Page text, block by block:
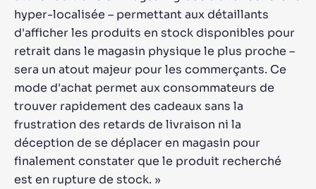
hyper-localisée – permettant aux détaillants
d'afficher les produits en stock disponibles pour
retrait dans le magasin physique le plus proche –
sera un atout majeur pour les commerçants. Ce
mode d'achat permet aux consommateurs de
trouver rapidement des cadeaux sans la
frustration des retards de livraison ni la
déception de se déplacer en magasin pour
finalement constater que le produit recherché
est en rupture de stock. »